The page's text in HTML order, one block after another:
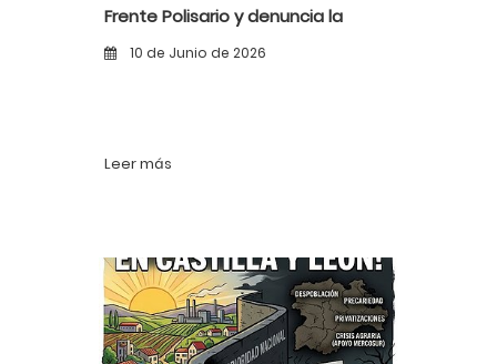
Frente Polisario y denuncia la
complicidad del Gobierno de
10 de Junio de 2026
Leer más